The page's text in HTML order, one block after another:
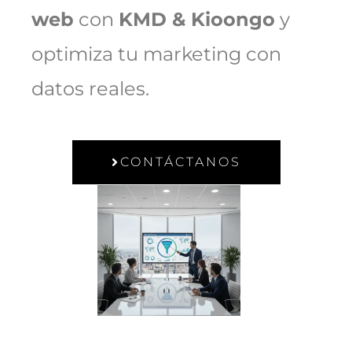
web con KMD & Kioongo y
optimiza tu marketing con
datos reales.
CONTÁCTANOS